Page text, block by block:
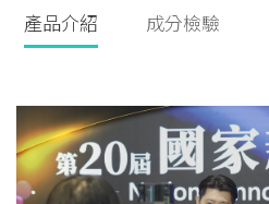
產品介紹 成分檢驗